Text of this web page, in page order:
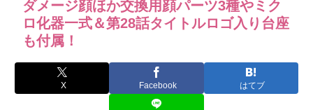
ダメージ顔ほか交換用顔パーツ3種やミク
ロ化器一式＆第28話タイトルロゴ入り台座
も付属！
X Facebook はてブ